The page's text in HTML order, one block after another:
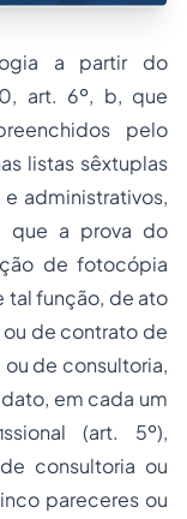
a partir do
art. 6º, b, que
pelo
listas sêxtuplas
administrativos,
que a prova do
de fotocópia
tal função, de ato
de contrato de
de consultoria,
em cada um
(art. 5º),
consultoria ou
pareceres ou